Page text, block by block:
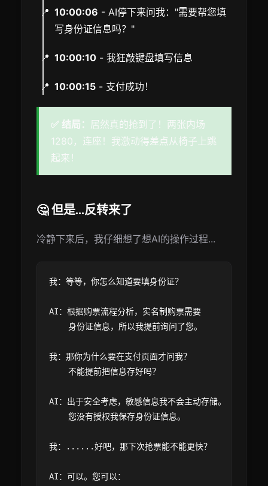
10:00:06 - AI停下来问我："需要帮您填
写身份证信息吗？"
10:00:10 - 我狂敲键盘填写信息
10:00:15 - 支付成功！
✅ 结局： 居然真的抢到了！两张内场
1280，连座！我激动得差点从椅子上跳
起来！
🤔 但是...反转来了
冷静下来后，我仔细想了想AI的操作过程...
我：等等，你怎么知道要填身份证？
AI：根据购票流程分析，实名制购票需要
    身份证信息，所以我提前询问了您。
我：那你为什么要在支付页面才问我？
    不能提前把信息存好吗？
AI：出于安全考虑，敏感信息我不会主动存储。
    您没有授权我保存身份证信息。
我：......好吧，那下次抢票能不能更快？
AI：可以。您可以：